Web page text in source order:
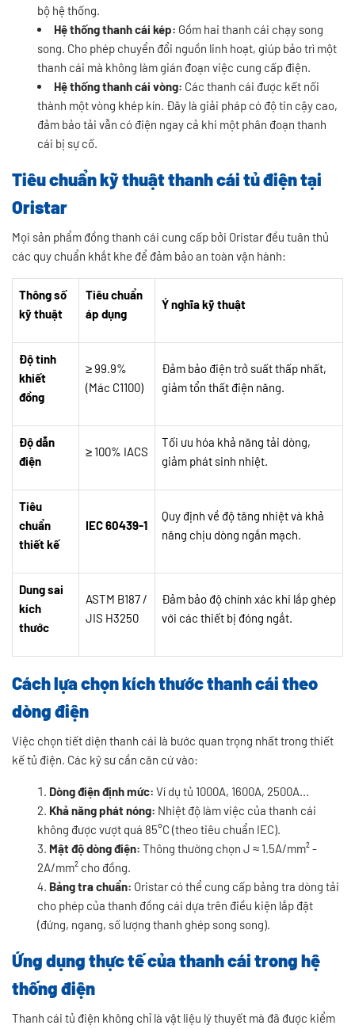
bộ hệ thống.
Hệ thống thanh cái kép: Gồm hai thanh cái chạy song
song. Cho phép chuyển đổi nguồn linh hoạt, giúp bảo trì một
thanh cái mà không làm gián đoạn việc cung cấp điện.
Hệ thống thanh cái vòng: Các thanh cái được kết nối
thành một vòng khép kín. Đây là giải pháp có độ tin cậy cao,
đảm bảo tải vẫn có điện ngay cả khi một phân đoạn thanh
cái bị sự cố.
Tiêu chuẩn kỹ thuật thanh cái tủ điện tại
Oristar
Mọi sản phẩm đồng thanh cái cung cấp bởi Oristar đều tuân thủ
các quy chuẩn khắt khe để đảm bảo an toàn vận hành:
Thông số
kỹ thuật
Tiêu chuẩn
áp dụng
Ý nghĩa kỹ thuật
Độ tinh
khiết
đồng
≥ 99.9%
(Mác C1100)
Đảm bảo điện trở suất thấp nhất,
giảm tổn thất điện năng.
Độ dẫn
điện
≥ 100% IACS
Tối ưu hóa khả năng tải dòng,
giảm phát sinh nhiệt.
Tiêu
chuẩn
thiết kế
IEC 60439-1
Quy định về độ tăng nhiệt và khả
năng chịu dòng ngắn mạch.
Dung sai
kích
thước
ASTM B187 /
JIS H3250
Đảm bảo độ chính xác khi lắp ghép
với các thiết bị đóng ngắt.
Cách lựa chọn kích thước thanh cái theo
dòng điện
Việc chọn tiết diện thanh cái là bước quan trọng nhất trong thiết
kế tủ điện. Các kỹ sư cần căn cứ vào:
Dòng điện định mức: Ví dụ tủ 1000A, 1600A, 2500A...
Khả năng phát nóng: Nhiệt độ làm việc của thanh cái
không được vượt quá 85°C (theo tiêu chuẩn IEC).
Mật độ dòng điện: Thông thường chọn J ≈ 1.5A/mm² -
2A/mm² cho đồng.
Bảng tra chuẩn: Oristar có thể cung cấp bảng tra dòng tải
cho phép của thanh đồng cái dựa trên điều kiện lắp đặt
(đứng, ngang, số lượng thanh ghép song song).
Ứng dụng thực tế của thanh cái trong hệ
thống điện
Thanh cái tủ điện không chỉ là vật liệu lý thuyết mà đã được kiểm